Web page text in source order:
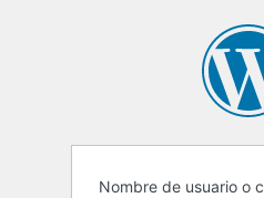
Nombre de usuario o